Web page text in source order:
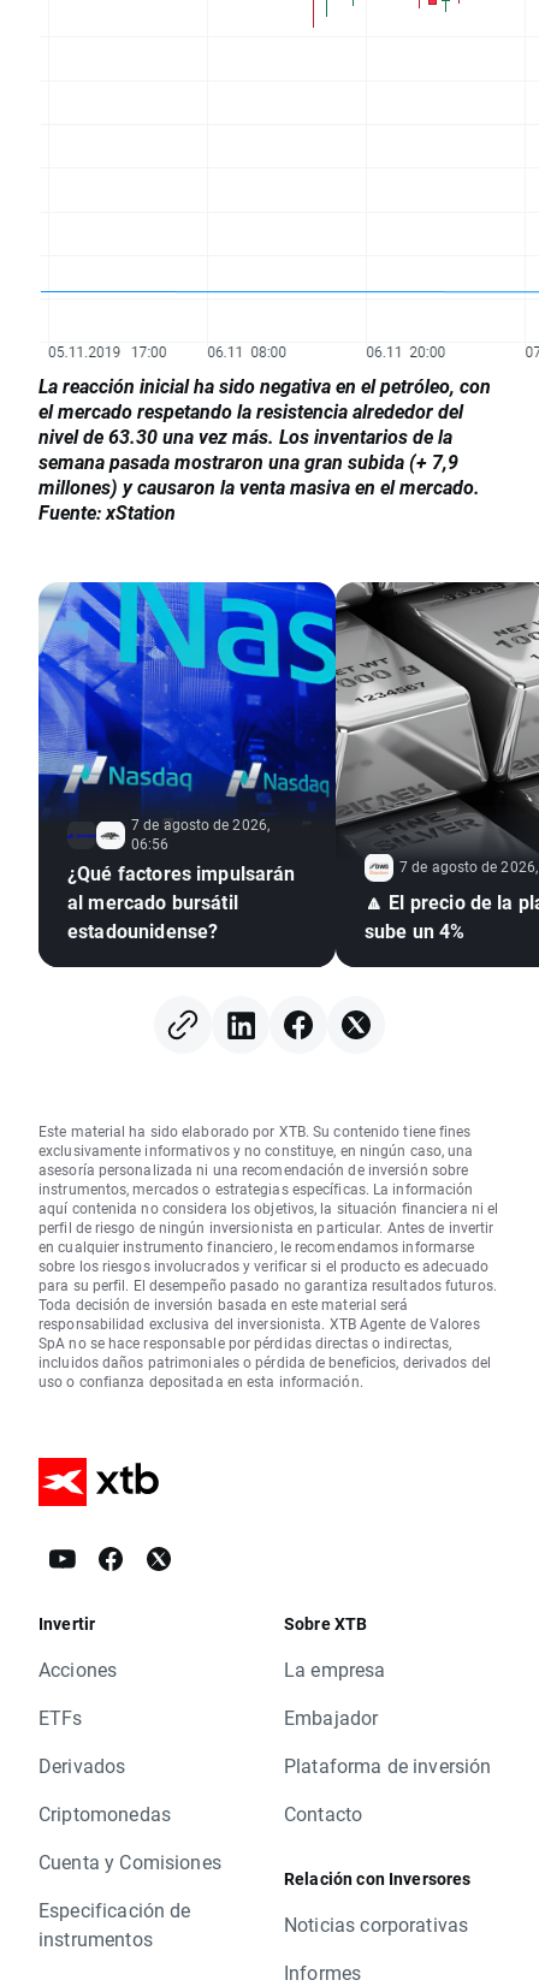
La reacción inicial ha sido negativa en el petróleo, con
el mercado respetando la resistencia alrededor del
nivel de 63.30 una vez más. Los inventarios de la
semana pasada mostraron una gran subida (+ 7,9
millones) y causaron la venta masiva en el mercado.
Fuente: xStation
7 de agosto de 2026,
06:56
¿Qué factores impulsarán
al mercado bursátil
estadounidense?
7 de agosto de
🔼 El precio de la
sube un 4%
Este material ha sido elaborado por XTB. Su contenido tiene fines
exclusivamente informativos y no constituye, en ningún caso, una
asesoría personalizada ni una recomendación de inversión sobre
instrumentos, mercados o estrategias específicas. La información
aquí contenida no considera los objetivos, la situación financiera ni el
perfil de riesgo de ningún inversionista en particular. Antes de invertir
en cualquier instrumento financiero, le recomendamos informarse
sobre los riesgos involucrados y verificar si el producto es adecuado
para su perfil. El desempeño pasado no garantiza resultados futuros.
Toda decisión de inversión basada en este material será
responsabilidad exclusiva del inversionista. XTB Agente de Valores
SpA no se hace responsable por pérdidas directas o indirectas,
incluidos daños patrimoniales o pérdida de beneficios, derivados del
uso o confianza depositada en esta información.
Invertir
Acciones
ETFs
Derivados
Criptomonedas
Cuenta y Comisiones
Especificación de
instrumentos
Sobre XTB
La empresa
Embajador
Plataforma de inversión
Contacto
Relación con Inversores
Noticias corporativas
Informes